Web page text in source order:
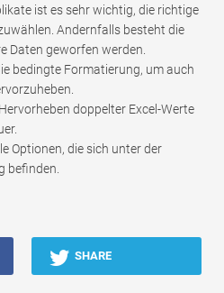
ist es sehr wichtig, die richtige
Andernfalls besteht die
Daten geworfen werden.
bedingte Formatierung, um auch
doppelter Excel-Werte
Optionen, die sich unter der
befinden.
SHARE